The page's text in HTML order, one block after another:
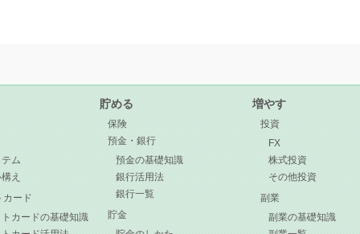
ム
え
カード
カードの基礎知識
貯める
保険
預金・銀行
預金の基礎知識
銀行活用法
銀行一覧
貯金
増やす
投資
FX
株式投資
その他投資
副業
副業の基礎知識